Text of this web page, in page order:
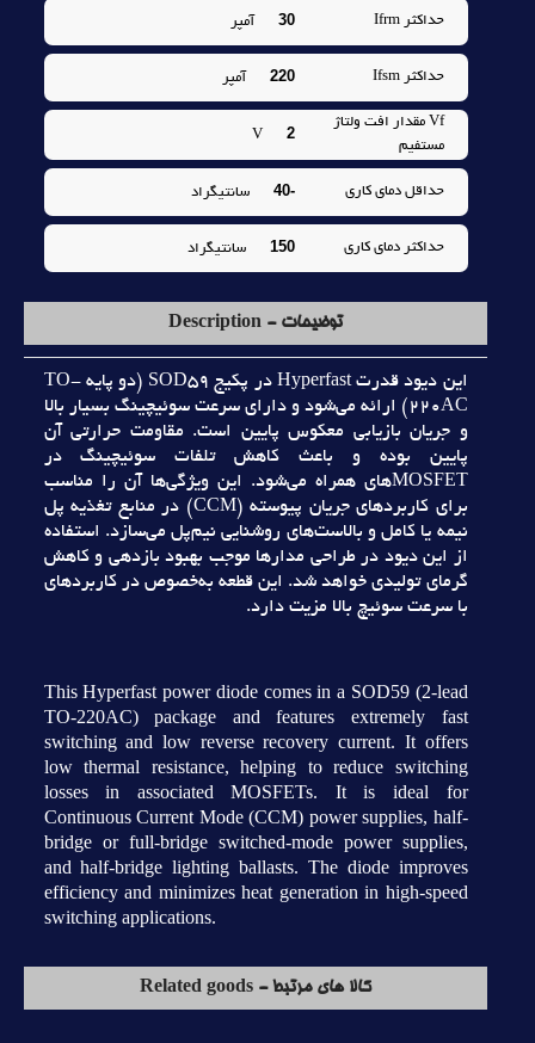
حداکثر Ifrm 30 آمپر
حداکثر Ifsm 220 آمپر
Vf مقدار افت ولتاژ
مستفيم
2
V
حداقل دماي کاري -40 سانتيگراد
حداکثر دماي کاري 150 سانتيگراد
توضیحات - Description
اين ديود قدرت Hyperfast در پکيج SOD59 (دو پايه TO-
220AC) ارائه مي‌شود و داراي سرعت سوئيچينگ بسيار بالا
و جريان بازيابي معکوس پايين است. مقاومت حرارتي آن
پايين بوده و باعث کاهش تلفات سوئيچينگ در
MOSFETهاي همراه مي‌شود. اين ويژگي‌ها آن را مناسب
براي کاربردهاي جريان پيوسته (CCM) در منابع تغذيه پل
نيمه يا کامل و بالاست‌هاي روشنايي نيم‌پل مي‌سازد. استفاده
از اين ديود در طراحي مدارها موجب بهبود بازدهي و کاهش
گرماي توليدي خواهد شد. اين قطعه به‌خصوص در کاربردهاي
با سرعت سوئيچ بالا مزيت دارد.
This Hyperfast power diode comes in a SOD59 (2-lead
TO-220AC) package and features extremely fast
switching and low reverse recovery current. It offers
low thermal resistance, helping to reduce switching
losses in associated MOSFETs. It is ideal for
Continuous Current Mode (CCM) power supplies, half-
bridge or full-bridge switched-mode power supplies,
and half-bridge lighting ballasts. The diode improves
efficiency and minimizes heat generation in high-speed
switching applications.
کالا های مرتبط - Related goods